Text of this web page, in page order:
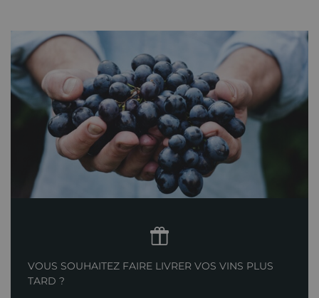
VOUS SOUHAITEZ FAIRE LIVRER VOS VINS PLUS
TARD ?